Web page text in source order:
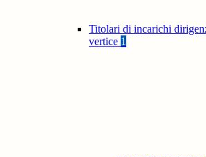
Titolari di incarichi
vertice 1